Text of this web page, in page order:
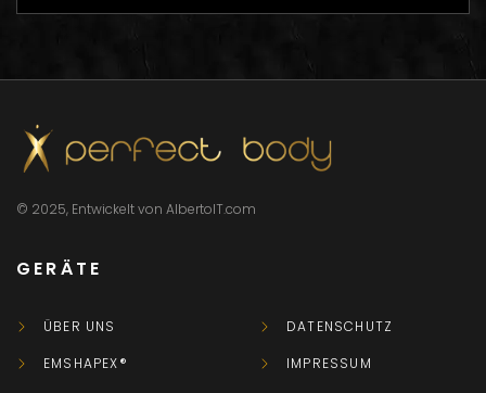
© 2025, Entwickelt von AlbertoIT.com
GERÄTE
ÜBER UNS
EMSHAPEX®
DATENSCHUTZ
IMPRESSUM